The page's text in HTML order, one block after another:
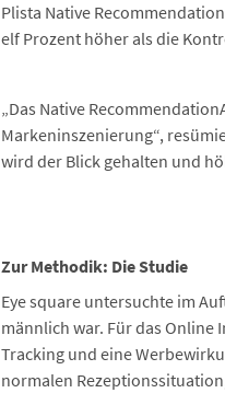
Plista Native
elf Prozent höher als die
„Das Native
Markeninszenierung“,
wird der Blick gehalten und
Zur Methodik: Die Studie
Eye square untersuchte im
männlich war. Für das Online
Tracking und eine
normalen